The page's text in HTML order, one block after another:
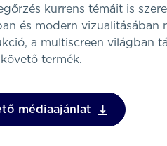
kurrens témáit is
és modern vizualitásában
a multiscreen világban
termék.
médiaajánlat